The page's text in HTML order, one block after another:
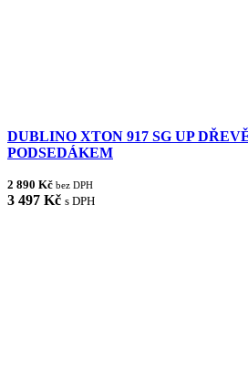
DUBLINO XTON 917 SG UP
PODSEDÁKEM
2 890 Kč bez DPH
3 497 Kč s DPH